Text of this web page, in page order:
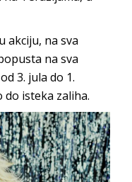
akciju, na sva
na sva
3. jula do 1.
do isteka zaliha.